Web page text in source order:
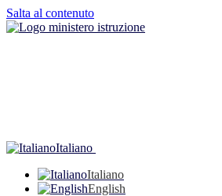
Salta al contenuto
Italiano
Italiano
English